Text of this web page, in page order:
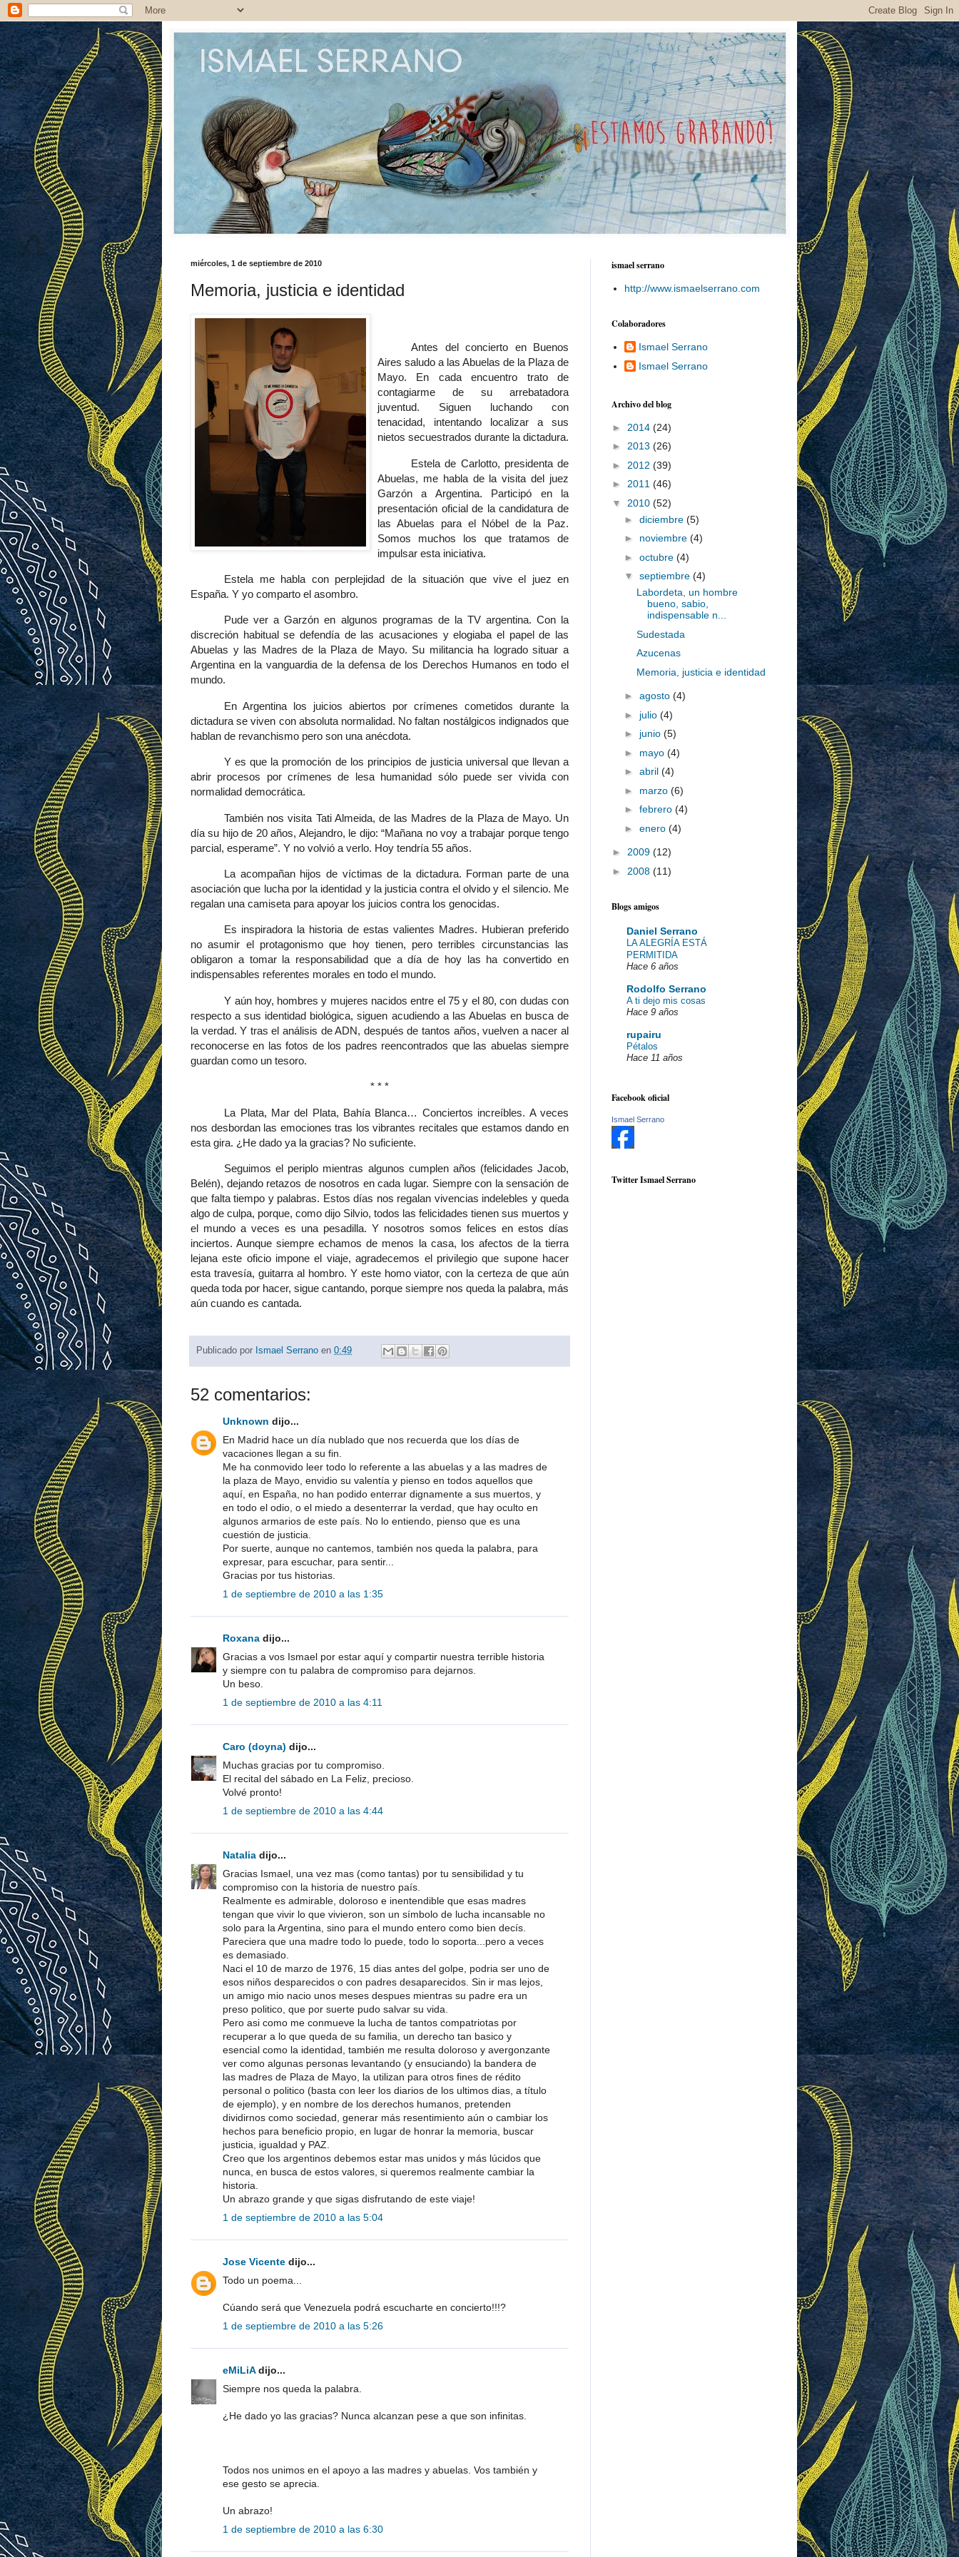
miércoles, 1 de septiembre de 2010
Memoria, justicia e identidad
Antes del concierto en Buenos
Aires saludo a las Abuelas de la Plaza de
Mayo. En cada encuentro trato de
contagiarme de su arrebatadora
juventud. Siguen luchando con
tenacidad, intentando localizar a sus
nietos secuestrados durante la dictadura.
Estela de Carlotto, presidenta de
Abuelas, me habla de la visita del juez
Garzón a Argentina. Participó en la
presentación oficial de la candidatura de
las Abuelas para el Nóbel de la Paz.
Somos muchos los que tratamos de
impulsar esta iniciativa.
Estela me habla con perplejidad de la situación que vive el juez en
España. Y yo comparto el asombro.
Pude ver a Garzón en algunos programas de la TV argentina. Con la
discreción habitual se defendía de las acusaciones y elogiaba el papel de las
Abuelas y las Madres de la Plaza de Mayo. Su militancia ha logrado situar a
Argentina en la vanguardia de la defensa de los Derechos Humanos en todo el
mundo.
En Argentina los juicios abiertos por crímenes cometidos durante la
dictadura se viven con absoluta normalidad. No faltan nostálgicos indignados que
hablan de revanchismo pero son una anécdota.
Y es que la promoción de los principios de justicia universal que llevan a
abrir procesos por crímenes de lesa humanidad sólo puede ser vivida con
normalidad democrática.
También nos visita Tati Almeida, de las Madres de la Plaza de Mayo. Un
día su hijo de 20 años, Alejandro, le dijo: “Mañana no voy a trabajar porque tengo
parcial, esperame”. Y no volvió a verlo. Hoy tendría 55 años.
La acompañan hijos de víctimas de la dictadura. Forman parte de una
asociación que lucha por la identidad y la justicia contra el olvido y el silencio. Me
regalan una camiseta para apoyar los juicios contra los genocidas.
Es inspiradora la historia de estas valientes Madres. Hubieran preferido
no asumir el protagonismo que hoy tienen, pero terribles circunstancias las
obligaron a tomar la responsabilidad que a día de hoy las ha convertido en
indispensables referentes morales en todo el mundo.
Y aún hoy, hombres y mujeres nacidos entre el 75 y el 80, con dudas con
respecto a sus identidad biológica, siguen acudiendo a las Abuelas en busca de
la verdad. Y tras el análisis de ADN, después de tantos años, vuelven a nacer al
reconocerse en las fotos de los padres reencontrados que las abuelas siempre
guardan como un tesoro.
* * *
La Plata, Mar del Plata, Bahía Blanca… Conciertos increíbles. A veces
nos desbordan las emociones tras los vibrantes recitales que estamos dando en
esta gira. ¿He dado ya la gracias? No suficiente.
Seguimos el periplo mientras algunos cumplen años (felicidades Jacob,
Belén), dejando retazos de nosotros en cada lugar. Siempre con la sensación de
que falta tiempo y palabras. Estos días nos regalan vivencias indelebles y queda
algo de culpa, porque, como dijo Silvio, todos las felicidades tienen sus muertos y
el mundo a veces es una pesadilla. Y nosotros somos felices en estos días
inciertos. Aunque siempre echamos de menos la casa, los afectos de la tierra
lejana este oficio impone el viaje, agradecemos el privilegio que supone hacer
esta travesía, guitarra al hombro. Y este homo viator, con la certeza de que aún
queda toda por hacer, sigue cantando, porque siempre nos queda la palabra, más
aún cuando es cantada.
Publicado por Ismael Serrano en 0:49
52 comentarios:
Unknown dijo...
En Madrid hace un día nublado que nos recuerda que los días de
vacaciones llegan a su fin.
Me ha conmovido leer todo lo referente a las abuelas y a las madres de
la plaza de Mayo, envidio su valentía y pienso en todos aquellos que
aquí, en España, no han podido enterrar dignamente a sus muertos, y
en todo el odio, o el miedo a desenterrar la verdad, que hay oculto en
algunos armarios de este país. No lo entiendo, pienso que es una
cuestión de justicia.
Por suerte, aunque no cantemos, también nos queda la palabra, para
expresar, para escuchar, para sentir...
Gracias por tus historias.
1 de septiembre de 2010 a las 1:35
Roxana dijo...
Gracias a vos Ismael por estar aquí y compartir nuestra terrible historia
y siempre con tu palabra de compromiso para dejarnos.
Un beso.
1 de septiembre de 2010 a las 4:11
Caro (doyna) dijo...
Muchas gracias por tu compromiso.
El recital del sábado en La Feliz, precioso.
Volvé pronto!
1 de septiembre de 2010 a las 4:44
Natalia dijo...
Gracias Ismael, una vez mas (como tantas) por tu sensibilidad y tu
compromiso con la historia de nuestro país.
Realmente es admirable, doloroso e inentendible que esas madres
tengan que vivir lo que vivieron, son un símbolo de lucha incansable no
solo para la Argentina, sino para el mundo entero como bien decís.
Pareciera que una madre todo lo puede, todo lo soporta...pero a veces
es demasiado.
Naci el 10 de marzo de 1976, 15 dias antes del golpe, podria ser uno de
esos niños desparecidos o con padres desaparecidos. Sin ir mas lejos,
un amigo mio nacio unos meses despues mientras su padre era un
preso politico, que por suerte pudo salvar su vida.
Pero asi como me conmueve la lucha de tantos compatriotas por
recuperar a lo que queda de su familia, un derecho tan basico y
esencial como la identidad, también me resulta doloroso y avergonzante
ver como algunas personas levantando (y ensuciando) la bandera de
las madres de Plaza de Mayo, la utilizan para otros fines de rédito
personal o politico (basta con leer los diarios de los ultimos dias, a título
de ejemplo), y en nombre de los derechos humanos, pretenden
dividirnos como sociedad, generar más resentimiento aún o cambiar los
hechos para beneficio propio, en lugar de honrar la memoria, buscar
justicia, igualdad y PAZ.
Creo que los argentinos debemos estar mas unidos y más lúcidos que
nunca, en busca de estos valores, si queremos realmente cambiar la
historia.
Un abrazo grande y que sigas disfrutando de este viaje!
1 de septiembre de 2010 a las 5:04
Jose Vicente dijo...
Todo un poema...
Cúando será que Venezuela podrá escucharte en concierto!!!?
1 de septiembre de 2010 a las 5:26
eMiLiAdijo...
Siempre nos queda la palabra.
¿He dado yo las gracias? Nunca alcanzan pese a que son infinitas.
Todos nos unimos en el apoyo a las madres y abuelas. Vos también y
ese gesto se aprecia.
Un abrazo!
1 de septiembre de 2010 a las 6:30
ismael serrano
http://www.ismaelserrano.com
Colaboradores
Ismael Serrano
Ismael Serrano
Archivo del blog
► 2014 (24)
► 2013 (26)
► 2012 (39)
► 2011 (46)
▼ 2010 (52)
► diciembre (5)
► noviembre (4)
► octubre (4)
▼ septiembre (4)
Labordeta, un hombre
bueno, sabio,
indispensable n...
Sudestada
Azucenas
Memoria, justicia e identidad
► agosto (4)
► julio (4)
► junio (5)
► mayo (4)
► abril (4)
► marzo (6)
► febrero (4)
► enero (4)
► 2009 (12)
► 2008 (11)
Blogs amigos
Daniel Serrano
LA ALEGRÍA ESTÁ
PERMITIDA
Hace 6 años
Rodolfo Serrano
A ti dejo mis cosas
Hace 9 años
rupairu
Pétalos
Hace 11 años
Facebook oficial
Ismael Serrano
Twitter Ismael Serrano